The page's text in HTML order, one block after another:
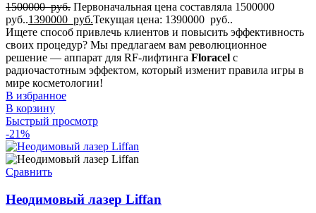
1500000руб. Первоначальная цена составляла 1500000
руб..1390000 руб.Текущая цена: 1390000 руб..
Ищете способ привлечь клиентов и повысить эффективность
своих процедур? Мы предлагаем вам революционное
решение — аппарат для RF-лифтинга Floracel с
радиочастотным эффектом, который изменит правила игры в
мире косметологии!
В избранное
В корзину
Быстрый просмотр
-21%
Сравнить
Неодимовый лазер Liffan